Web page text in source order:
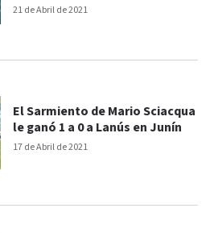
21 de Abril de 2021
17 de Abril de 2021
El Sarmiento de Mario Sciacqua
le ganó 1 a 0 a Lanús en Junín